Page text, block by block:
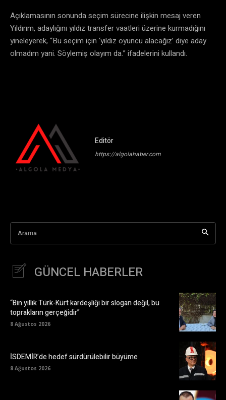
Açıklamasının sonunda seçim sürecine ilişkin mesaj veren
Yıldırım, adaylığını yıldız transfer vaatleri üzerine kurmadığını
yineleyerek, “Bu seçim için ‘yıldız oyuncu alacağız’ diye aday
olmadım yani. Söylemiş olayım da.” ifadelerini kullandı.
Editör
https://algolahaber.com
Arama
GÜNCEL HABERLER
“Bin yıllık Türk-Kürt kardeşliği bir slogan değil, bu
toprakların gerçeğidir”
8 Ağustos 2026
İSDEMİR’de hedef sürdürülebilir büyüme
8 Ağustos 2026